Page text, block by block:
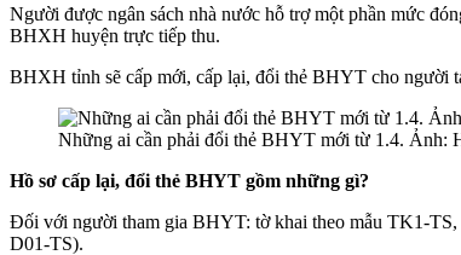
Người được ngân sách nhà nước hỗ trợ một phần mức
BHXH huyện trực tiếp thu.
BHXH tỉnh sẽ cấp mới, cấp lại, đổi thẻ BHYT cho người
Những ai cần phải đổi thẻ BHYT mới từ 1.4. Ảnh:
Hồ sơ cấp lại, đổi thẻ BHYT gồm những gì?
Đối với người tham gia BHYT: tờ khai theo mẫu TK1-
D01-TS).